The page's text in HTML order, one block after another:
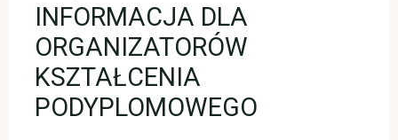
INFORMACJA DLA
ORGANIZATORÓW
KSZTAŁCENIA
PODYPLOMOWEGO